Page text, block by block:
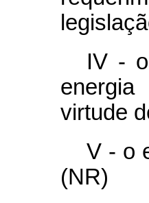
IV -
virtude
V - o
(NR)